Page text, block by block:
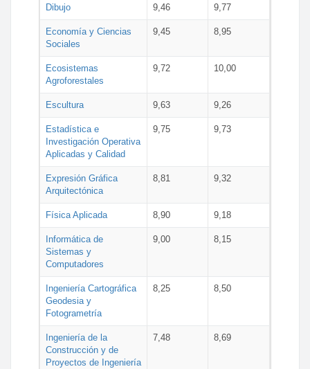
Dibujo 9,46 9,77
Economía y Ciencias
Sociales
9,45 8,95
Ecosistemas
Agroforestales
9,72 10,00
Escultura 9,63 9,26
Estadística e
Investigación Operativa
Aplicadas y Calidad
9,75 9,73
Expresión Gráfica
Arquitectónica
8,81 9,32
Física Aplicada 8,90 9,18
Informática de
Sistemas y
Computadores
9,00 8,15
Ingeniería Cartográfica
Geodesia y
Fotogrametría
8,25 8,50
Ingeniería de la
Construcción y de
Proyectos de Ingeniería
7,48 8,69